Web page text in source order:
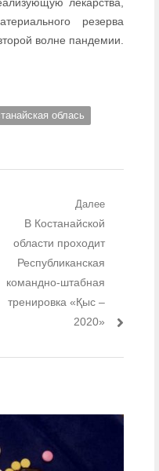
резерва
волне пандемии.
облась
Далее
Следующий пост:
В Костанайской
области проходит
Республиканская
командно-штабная
тренировка «Қыс –
2020»